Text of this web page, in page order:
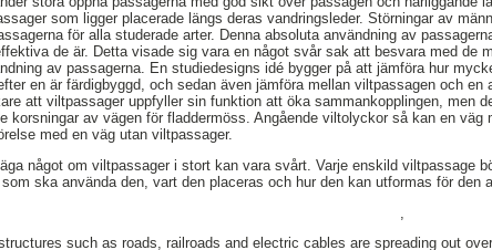
som ligger placerade längs deras vandringsleder. Störningar av
för alla studerade arter. Denna absoluta användning av
de är. Detta visade sig vara en något svår sak att besvara med de
av passagerna. En studiedesigns idé bygger på att jämföra hur
en är färdigbyggd, och sedan även jämföra mellan viltpassagen och
att viltpassager uppfyller sin funktion att öka sammankopplingen, men
korsningar av vägen för fladdermöss. Angående viltolyckor så kan en
med en väg utan viltpassager.
något om viltpassager i stort kan vara svårt. Varje enskild viltpassage
ska använda den, vart den placeras och hur den kan utformas för den
such as roads, railroads and electric cables are spreading out